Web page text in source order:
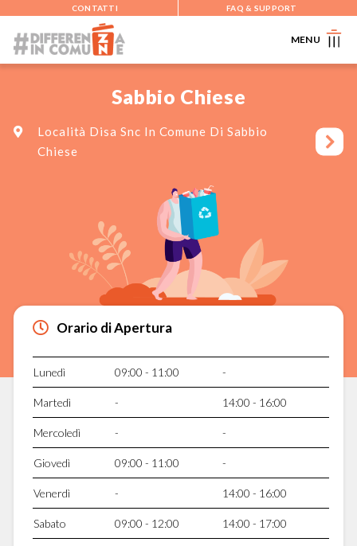
CONTATTI FAQ & SUPPORT
MENU
Sabbio Chiese
Località Disa Snc In Comune Di Sabbio
Chiese
Orario di Apertura
Lunedì 09:00 - 11:00 -
Martedì - 14:00 - 16:00
Mercoledì - -
Giovedì 09:00 - 11:00 -
Venerdì - 14:00 - 16:00
Sabato 09:00 - 12:00 14:00 - 17:00